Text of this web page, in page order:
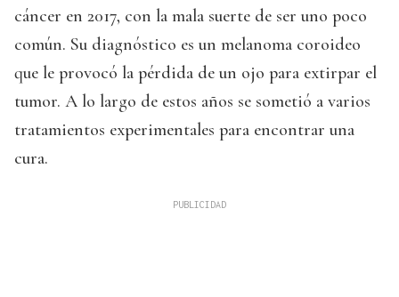
cáncer en 2017, con la mala suerte de ser uno poco
común. Su diagnóstico es un melanoma coroideo
que le provocó la pérdida de un ojo para extirpar el
tumor. A lo largo de estos años se sometió a varios
tratamientos experimentales para encontrar una
cura.